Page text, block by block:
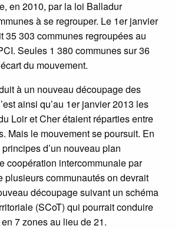
en 2010, par la loi Balladur
à se regrouper. Le 1er janvier
35 303 communes regroupées au
Seules 1 380 communes sur 36
du mouvement.
à un nouveau découpage des
ainsi qu’au 1er janvier 2013 les
Loir et Cher étaient réparties entre
Mais le mouvement se poursuit. En
d’un nouveau plan
coopération intercommunale par
plusieurs communautés on devrait
découpage suivant un schéma
(SCoT) qui pourrait conduire
7 zones au lieu de 21.